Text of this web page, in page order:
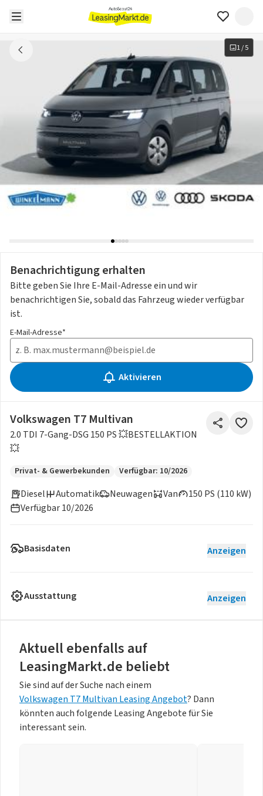
1/5
Benachrichtigung erhalten
Bitte geben Sie Ihre E-Mail-Adresse ein und wir
benachrichtigen Sie, sobald das Fahrzeug wieder verfügbar
ist.
E-Mail-Adresse*
Aktivieren
Volkswagen T7 Multivan
2.0 TDI 7-Gang-DSG 150 PS 💥BESTELLAKTION
💥
Privat- & Gewerbekunden Verfügbar: 10/2026
Diesel Neuwagen 150 PS (110 kW)
Automatik
Van
Verfügbar 10/2026
Basisdaten Anzeigen
Ausstattung Anzeigen
Aktuell ebenfalls auf
LeasingMarkt.de beliebt
Sie sind auf der Suche nach einem
Volkswagen T7 Multivan Leasing Angebot? Dann
könnten auch folgende Leasing Angebote für Sie
interessant sein.